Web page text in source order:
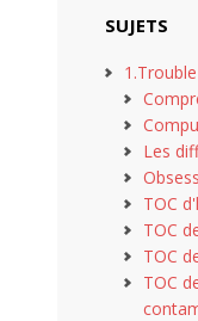
SUJETS
Les
TOC
TOC
TOC
TOC